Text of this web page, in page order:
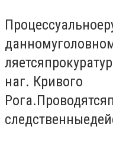
Процессуальное
данном
ляется
наг. Кривого
Рога.Проводятся
следственные